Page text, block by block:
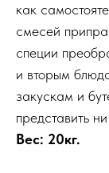
как
смесей
специи
и вторым
закускам и
представить
Вес: 20кг.